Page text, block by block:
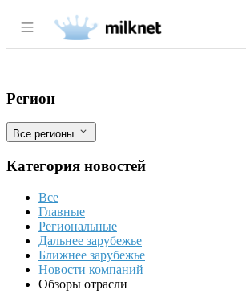
Раздел навигации по
Как умерить аппетит
Фильтры
Регион
Все регионы
Категория новостей
Все
Главные
Региональные
Дальнее зарубежье
Ближнее зарубежье
Новости компаний
Обзоры отрасли